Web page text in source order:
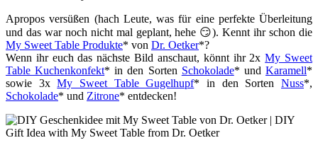
Apropos versüßen (hach Leute, was für eine perfekte Überleitung
und das war noch nicht mal geplant, hehe 😏). Kennt ihr schon die
My Sweet Table Produkte* von Dr. Oetker*?
Wenn ihr euch das nächste Bild anschaut, könnt ihr 2xMy Sweet
Table Kuchenkonfekt* in den Sorten Schokolade* undKaramell*
sowie 3xMy Sweet Table Gugelhupf* in den SortenNuss*,
Schokolade* und Zitrone* entdecken!